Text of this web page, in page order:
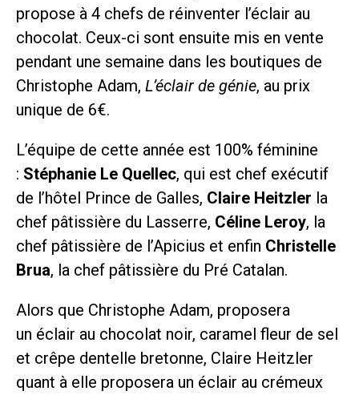
propose à 4 chefs de réinventer l’éclair au
chocolat. Ceux-ci sont ensuite mis en vente
pendant une semaine dans les boutiques de
Christophe Adam, L’éclair de génie, au prix
unique de 6€.
L’équipe de cette année est 100% féminine
: Stéphanie Le Quellec, qui est chef exécutif
de l’hôtel Prince de Galles, Claire Heitzler la
chef pâtissière du Lasserre, Céline Leroy, la
chef pâtissière de l’Apicius et enfin Christelle
Brua, la chef pâtissière du Pré Catalan.
Alors que Christophe Adam, proposera
un éclair au chocolat noir, caramel fleur de sel
et crêpe dentelle bretonne, Claire Heitzler
quant à elle proposera un éclair au crémeux